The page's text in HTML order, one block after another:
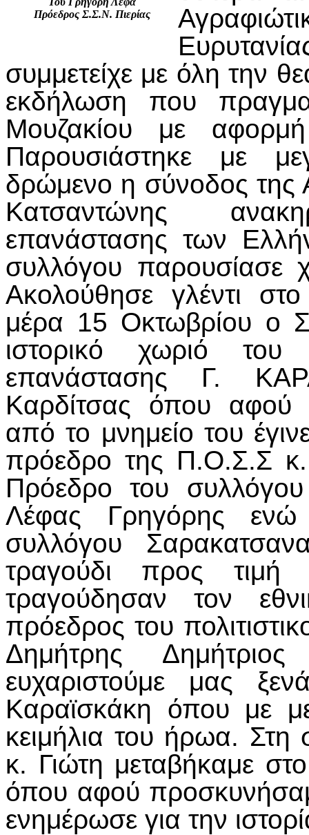
Πρόεδρος Σ.Σ.Ν. Πιερίας
συμμετείχε με όλη την
εκδήλωση που
Μουζακίου με
Παρουσιάστηκε με
δρώμενο η σύνοδος
Κατσαντώνης
επανάστασης των
συλλόγου παρουσίασε
Ακολούθησε γλέντι
μέρα 15 Οκτωβρίου ο
ιστορικό χωριό
επανάστασης Γ.
Καρδίτσας όπου αφού
από το μνημείο του
πρόεδρο της Π.Ο.Σ.Σ
Πρόεδρο του
Λέφας Γρηγόρης
συλλόγου
τραγούδι προς
τραγούδησαν τον
πρόεδρος του
Δημήτρης
ευχαριστούμε μας
Καραϊσκάκη όπου με
κειμήλια του ήρωα. Στη
κ. Γιώτη μεταβήκαμε
όπου αφού
ενημέρωσε για την